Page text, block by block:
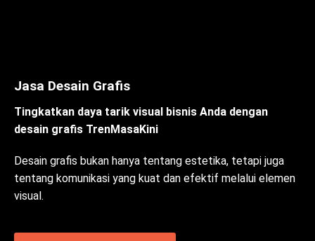
Jasa Desain Grafis
Tingkatkan daya tarik visual bisnis Anda dengan
desain grafis TrenMasaKini
Desain grafis bukan hanya tentang estetika, tetapi juga
tentang komunikasi yang kuat dan efektif melalui elemen
visual.